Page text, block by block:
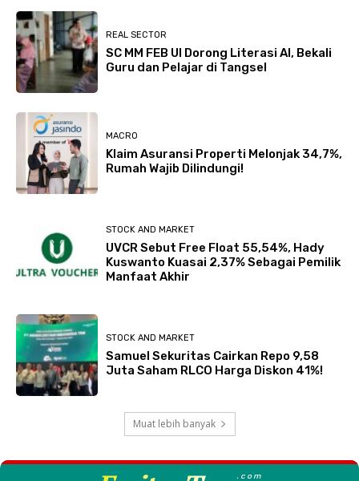
REAL SECTOR
SC MM FEB UI Dorong Literasi AI, Bekali
Guru dan Pelajar di Tangsel
MACRO
Klaim Asuransi Properti Melonjak 34,7%,
Rumah Wajib Dilindungi!
STOCK AND MARKET
UVCR Sebut Free Float 55,54%, Hady
Kuswanto Kuasai 2,37% Sebagai Pemilik
Manfaat Akhir
STOCK AND MARKET
Samuel Sekuritas Cairkan Repo 9,58
Juta Saham RLCO Harga Diskon 41%!
Muat lebih banyak
.com